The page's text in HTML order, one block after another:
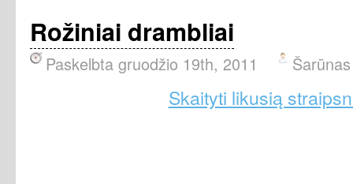
Rožiniai drambliai
Paskelbta gruodžio 19th, 2011 Šarūnas
Skaityti likusią